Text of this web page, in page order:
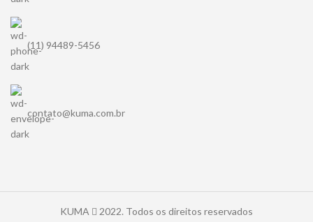
(11) 94489-5456
contato@kuma.com.br
KUMA
2022. Todos os direitos reservados